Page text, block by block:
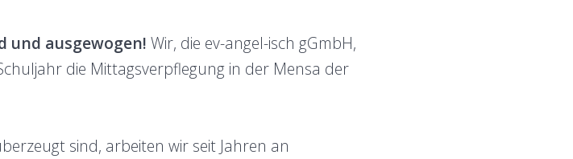
und ausgewogen! Wir, die ev-angel-isch gGmbH,
die Mittagsverpflegung in der Mensa der
sind, arbeiten wir seit Jahren an